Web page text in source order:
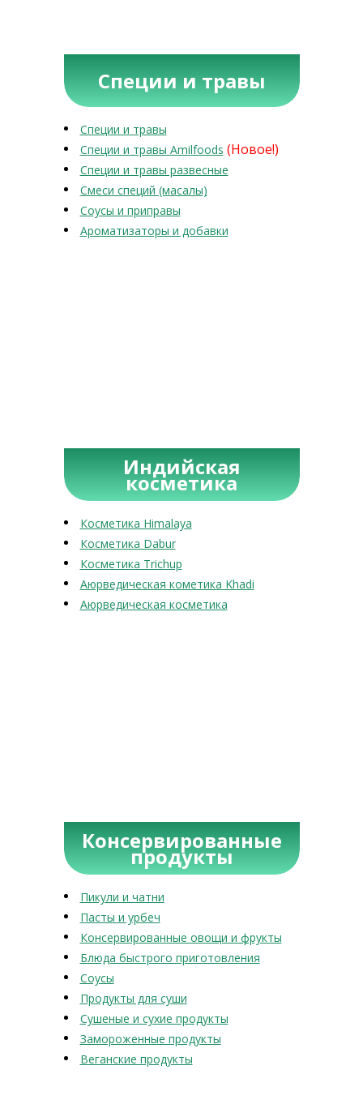
Специи и травы
Специи и травы
Специи и травы Amilfoods (Новое!)
Специи и травы развесные
Смеси специй (масалы)
Соусы и приправы
Ароматизаторы и добавки
Индийская
косметика
Косметика Himalaya
Косметика Dabur
Косметика Trichup
Аюрведическая кометика Khadi
Аюрведическая косметика
Консервированные
продукты
Пикули и чатни
Пасты и урбеч
Консервированные овощи и фрукты
Блюда быстрого приготовления
Соусы
Продукты для суши
Сушеные и сухие продукты
Замороженные продукты
Веганские продукты